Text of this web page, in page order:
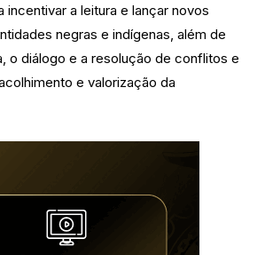
incentivar a leitura e lançar novos
negras e indígenas, além de
o diálogo e a resolução de conflitos e
e valorização da